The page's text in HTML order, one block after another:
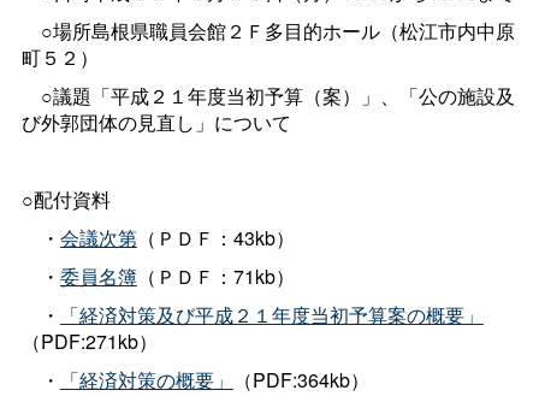
○場所島根県職員会館２Ｆ多目的ホール（松江市内中原
町５２）
○議題「平成２１年度当初予算（案）」、「公の施設及
び外郭団体の見直し」について
○配付資料
・ 会議次第（ＰＤＦ：43kb）
・ 委員名簿（ＰＤＦ：71kb）
・
「経済対策及び平成２１年度当初予算案の概要」
（PDF:271kb）
・
「経済対策の概要」
（PDF:364kb）